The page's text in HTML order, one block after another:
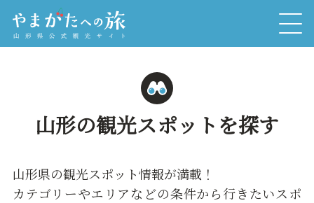
山形の観光スポットを探す
山形県の観光スポット情報が満載！
カテゴリーやエリアなどの条件から行きたいスポ